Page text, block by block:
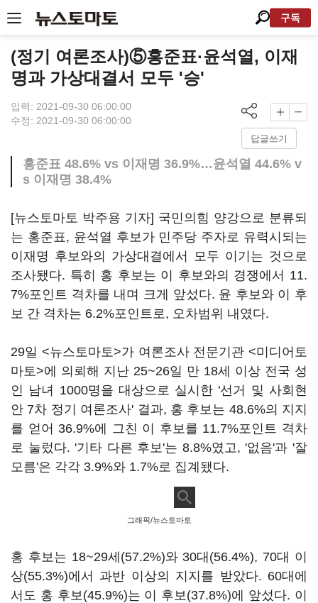
구독
(정기 여론조사)⑤홍준표·윤석열, 이재
명과 가상대결서 모두 '승'
입력: 2021-09-30 06:00:00
수정: 2021-09-30 06:00:00
답글쓰기
홍준표 48.6% vs 이재명 36.9%…윤석열 44.6% v
s 이재명 38.4%
[뉴스토마토 박주용 기자] 국민의힘 양강으로 분류되
는 홍준표, 윤석열 후보가 민주당 주자로 유력시되는
이재명 후보와의 가상대결에서 모두 이기는 것으로
조사됐다. 특히 홍 후보는 이 후보와의 경쟁에서 11.
7%포인트 격차를 내며 크게 앞섰다. 윤 후보와 이 후
보 간 격차는 6.2%포인트로, 오차범위 내였다.
29일 <뉴스토마토>가 여론조사 전문기관 <미디어토
마토>에 의뢰해 지난 25~26일 만 18세 이상 전국 성
인 남녀 1000명을 대상으로 실시한 '선거 및 사회현
안 7차 정기 여론조사' 결과, 홍 후보는 48.6%의 지지
를 얻어 36.9%에 그친 이 후보를 11.7%포인트 격차
로 눌렀다. '기타 다른 후보'는 8.8%였고, '없음'과 '잘
모름'은 각각 3.9%와 1.7%로 집계됐다.
그래픽/뉴스토마토
홍 후보는 18~29세(57.2%)와 30대(56.4%), 70대 이
상(55.3%)에서 과반 이상의 지지를 받았다. 60대에
서도 홍 후보(45.9%)는 이 후보(37.8%)에 앞섰다. 이